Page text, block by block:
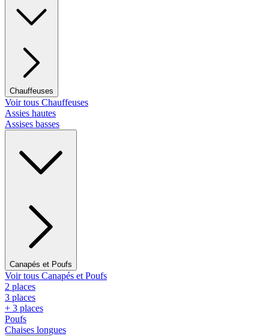
Chauffeuses
Voir tous Chauffeuses
Assies hautes
Assises basses
Canapés et Poufs
Voir tous Canapés et Poufs
2 places
3 places
+ 3 places
Poufs
Chaises longues